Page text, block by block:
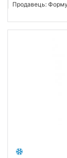
Продавець: